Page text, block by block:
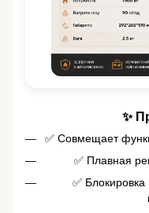
✨
✅ Совмещает
✅ Плавная
✅ Блокировка